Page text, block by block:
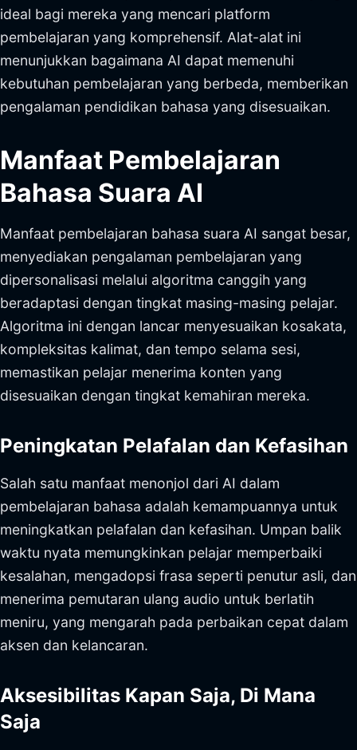
ideal bagi mereka yang mencari platform
pembelajaran yang komprehensif. Alat-alat ini
menunjukkan bagaimana AI dapat memenuhi
kebutuhan pembelajaran yang berbeda, memberikan
pengalaman pendidikan bahasa yang disesuaikan.
Manfaat Pembelajaran
Bahasa Suara AI
Manfaat pembelajaran bahasa suara AI sangat besar,
menyediakan pengalaman pembelajaran yang
dipersonalisasi melalui algoritma canggih yang
beradaptasi dengan tingkat masing-masing pelajar.
Algoritma ini dengan lancar menyesuaikan kosakata,
kompleksitas kalimat, dan tempo selama sesi,
memastikan pelajar menerima konten yang
disesuaikan dengan tingkat kemahiran mereka.
Peningkatan Pelafalan dan Kefasihan
Salah satu manfaat menonjol dari AI dalam
pembelajaran bahasa adalah kemampuannya untuk
meningkatkan pelafalan dan kefasihan. Umpan balik
waktu nyata memungkinkan pelajar memperbaiki
kesalahan, mengadopsi frasa seperti penutur asli, dan
menerima pemutaran ulang audio untuk berlatih
meniru, yang mengarah pada perbaikan cepat dalam
aksen dan kelancaran.
Aksesibilitas Kapan Saja, Di Mana
Saja